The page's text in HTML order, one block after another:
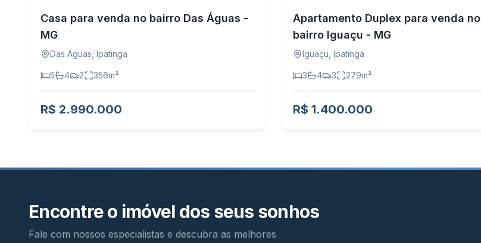
Casa para venda no bairro Das Águas -
MG
Das Águas Ipatinga
5 4 2 356m²
R$ 2.990.000
Apartamento Duplex para venda no
bairro Iguaçu - MG
Iguaçu Ipatinga
3 4 3 279m²
R$ 1.400.000
Encontre o imóvel dos seus sonhos
Fale com nossos especialistas e descubra as melhores